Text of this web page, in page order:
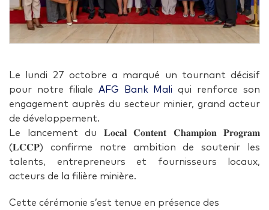
Le lundi 27 octobre a marqué un tournant décisif
pour notre filiale AFG Bank Mali qui renforce son
engagement auprès du secteur minier, grand acteur
de développement.
Le lancement du 𝐋𝐨𝐜𝐚𝐥 𝐂𝐨𝐧𝐭𝐞𝐧𝐭 𝐂𝐡𝐚𝐦𝐩𝐢𝐨𝐧 𝐏𝐫𝐨𝐠𝐫𝐚𝐦
(𝐋𝐂𝐂𝐏) confirme notre ambition de soutenir les
talents, entrepreneurs et fournisseurs locaux,
acteurs de la filière minière.
Cette cérémonie s’est tenue en présence des